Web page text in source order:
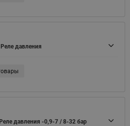
давления
давления -0,9-7 / 8-32 бар